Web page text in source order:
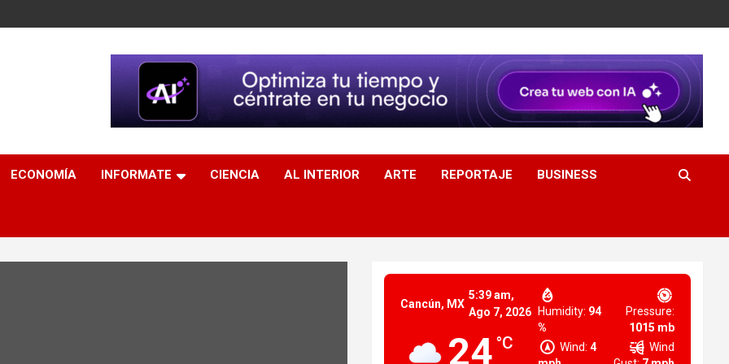
ECONOMÍA INFORMATE CIENCIA AL INTERIOR ARTE REPORTAJE BUSINESS
Cancún, MX
5:39 am,
Ago 7, 2026
24 °C
Humidity: 94
%
Pressure:
1015 mb
Wind: 4
Wind